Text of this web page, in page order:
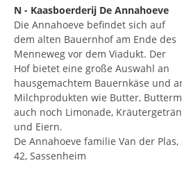
N - Kaasboerderij De Annahoeve
Die Annahoeve befindet sich auf
dem alten Bauernhof am Ende des
Menneweg vor dem Viadukt. Der
Hof bietet eine große Auswahl an
hausgemachtem Bauernkäse und
Milchprodukten wie Butter,
auch noch Limonade,
und Eiern.
De Annahoeve familie Van der
42, Sassenheim